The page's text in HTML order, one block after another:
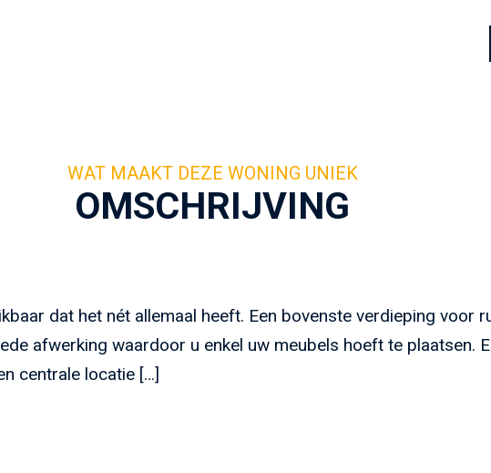
OMSCHRIJVING
dat het nét allemaal heeft. Een bovenste verdieping voor
afwerking waardoor u enkel uw meubels hoeft te plaatsen.
centrale locatie […]